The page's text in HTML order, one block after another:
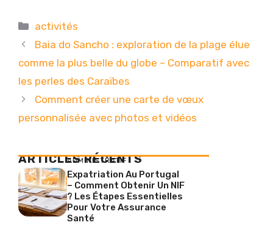
Catégories
activités
Baia do Sancho : exploration de la plage élue
comme la plus belle du globe – Comparatif avec
les perles des Caraïbes
Comment créer une carte de vœux
personnalisée avec photos et vidéos
ARTICLES RÉCENTS
ADMINISTRATIF
Expatriation Au Portugal
– Comment Obtenir Un NIF
? Les Étapes Essentielles
Pour Votre Assurance
Santé